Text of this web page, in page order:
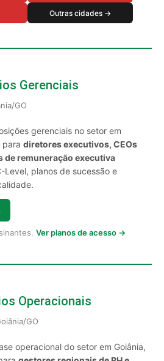
Outras cidades →
Gerenciais
GO
gerenciais no setor em
para diretores executivos, CEOs
de remuneração executiva
planos de sucessão e
Ver planos de acesso →
Operacionais
GO
operacional do setor em Goiânia,